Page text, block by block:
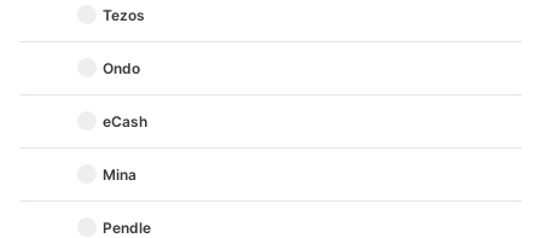
Tezos
Ondo
eCash
Mina
Pendle